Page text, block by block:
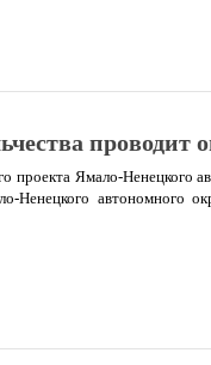
проводит
проекта Ямало-Ненецкого
Ненецкого автономного